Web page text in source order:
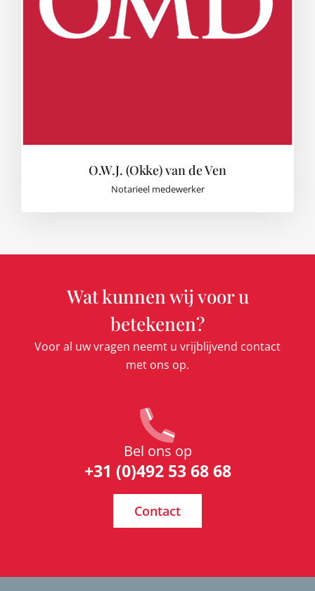
O.W.J. (Okke) van de Ven
Notarieel medewerker
Wat kunnen wij voor u
betekenen?
Voor al uw vragen neemt u vrijblijvend contact
met ons op.
Bel ons op
+31 (0)492 53 68 68
Contact